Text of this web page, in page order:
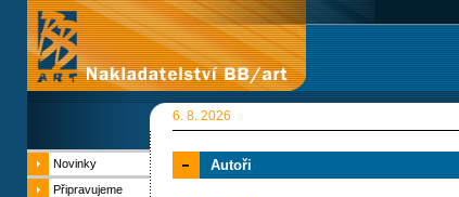
6. 8. 2026
Novinky
Připravujeme
Autoři